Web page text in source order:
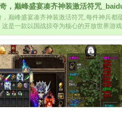
，巅峰盛宴凑齐神装激活符咒
，巅峰盛宴凑齐神装激活符咒,每件神兵都
是一款以国战掠夺为核心的开放世界游
升三倍。